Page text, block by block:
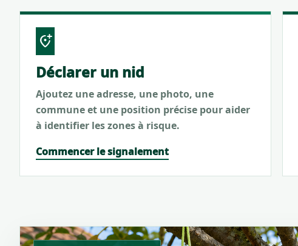
add_location_alt
Déclarer un nid
Ajoutez une adresse, une photo, une
commune et une position précise pour aider
à identifier les zones à risque.
Commencer le signalement